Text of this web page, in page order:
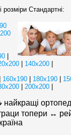
розміри Стандартні:
140x200
160x190 180x190
200x200
найкращі
топери ↔